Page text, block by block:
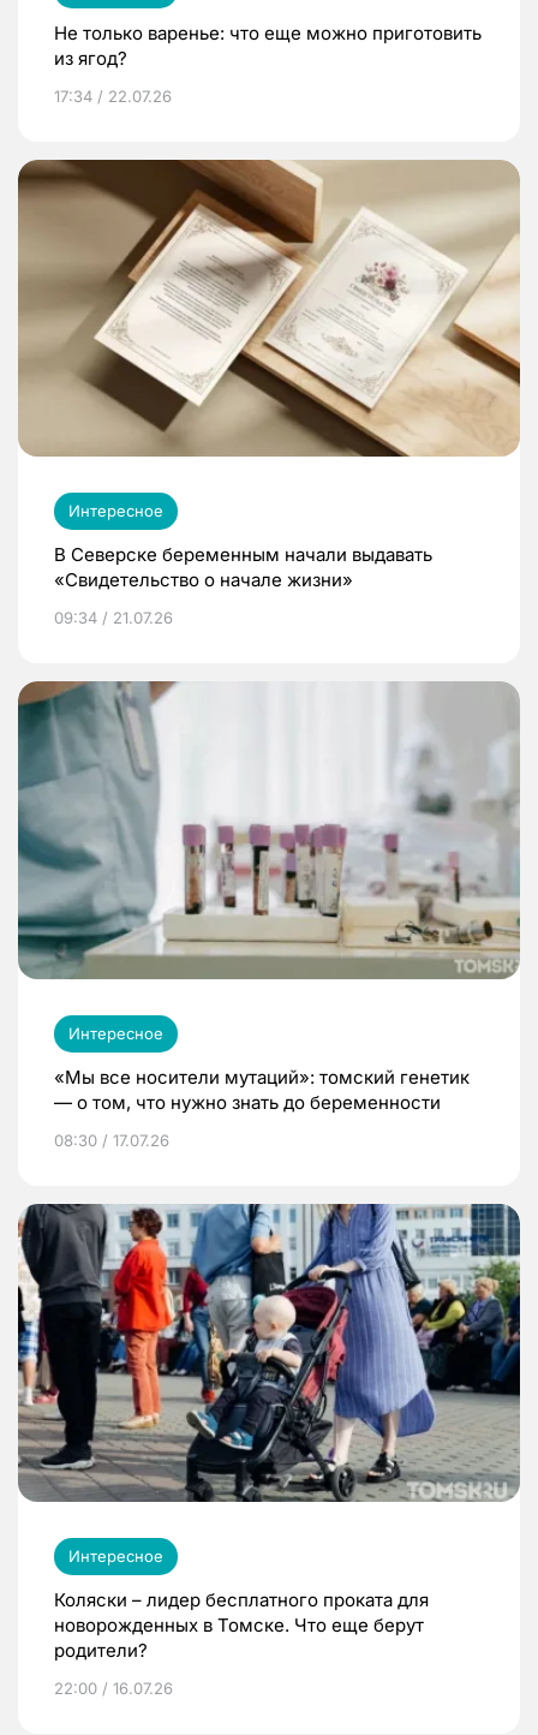
Не только варенье: что еще можно приготовить
из ягод?
17:34 / 22.07.26
Интересное
В Северске беременным начали выдавать
«Свидетельство о начале жизни»
09:34 / 21.07.26
Интересное
«Мы все носители мутаций»: томский генетик
— о том, что нужно знать до беременности
08:30 / 17.07.26
Интересное
Коляски – лидер бесплатного проката для
новорожденных в Томске. Что еще берут
родители?
22:00 / 16.07.26